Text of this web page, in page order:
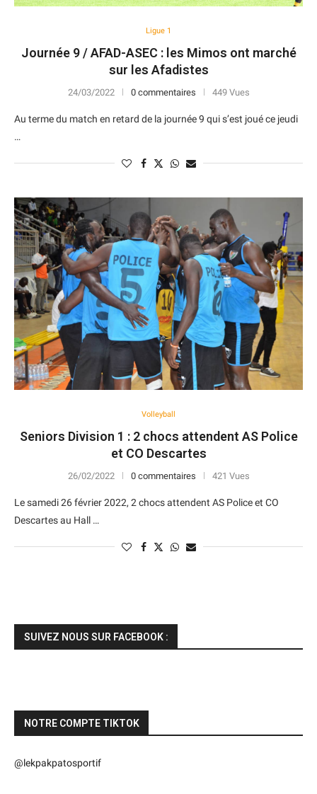
Ligue 1
Journée 9 / AFAD-ASEC : les Mimos ont marché
sur les Afadistes
24/03/2022 0 commentaires 449 Vues
Au terme du match en retard de la journée 9 qui s’est joué ce jeudi
…
Volleyball
Seniors Division 1 : 2 chocs attendent AS Police
et CO Descartes
26/02/2022 0 commentaires 421 Vues
Le samedi 26 février 2022, 2 chocs attendent AS Police et CO
Descartes au Hall …
SUIVEZ NOUS SUR FACEBOOK :
NOTRE COMPTE TIKTOK
@lekpakpatosportif